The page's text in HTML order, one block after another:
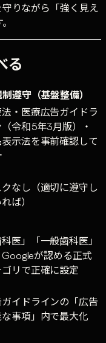
りながら「強く見え
る
遵守（基盤整備）
・医療広告ガイドラ
令和5年3月版）・
示法を事前確認して
クなし（適切に遵守し
ば）
科医」「一般歯科医」
が認める正式
ゴリで正確に設定
イドラインの「広告
事項」内で最大化